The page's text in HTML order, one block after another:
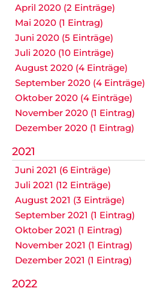
April 2020 (2 Einträge)
Mai 2020 (1 Eintrag)
Juni 2020 (5 Einträge)
Juli 2020 (10 Einträge)
August 2020 (4 Einträge)
September 2020 (4 Einträge)
Oktober 2020 (4 Einträge)
November 2020 (1 Eintrag)
Dezember 2020 (1 Eintrag)
2021
Juni 2021 (6 Einträge)
Juli 2021 (12 Einträge)
August 2021 (3 Einträge)
September 2021 (1 Eintrag)
Oktober 2021 (1 Eintrag)
November 2021 (1 Eintrag)
Dezember 2021 (1 Eintrag)
2022